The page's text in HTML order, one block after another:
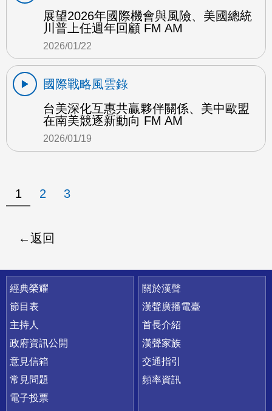
展望2026年國際機會與風險、美國總統
川普上任週年回顧 FM AM
2026/01/22
國際戰略風雲錄
台美深化互惠共贏夥伴關係、美中歐盟
在南美競逐新動向 FM AM
2026/01/19
1 2 3
返回
快速連結
經典榮耀
節目表
主持人
政府資訊公開
意見信箱
常見問題
電子投票
關於漢聲
漢聲廣播電臺
首長介紹
漢聲家族
交通指引
頻率資訊